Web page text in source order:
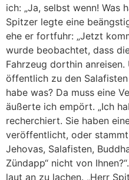
ich: „Ja, selbst wenn! Was
Spitzer legte eine
ehe er fortfuhr: „Jetzt
wurde beobachtet, dass
Fahrzeug dorthin anreisen.
öffentlich zu den Salafisten
habe was? Da muss eine
äußerte ich empört. „Ich
recherchiert. Sie haben
veröffentlicht, oder
Jehovas, Salafisten,
Zündapp“ nicht von
laut an zu lachen. „Herr